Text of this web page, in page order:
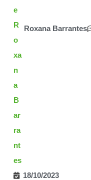
Roxana Barrantes
18/10/2023